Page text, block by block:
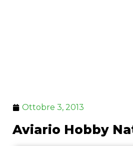
Ottobre 3, 2013
Aviario Hobby